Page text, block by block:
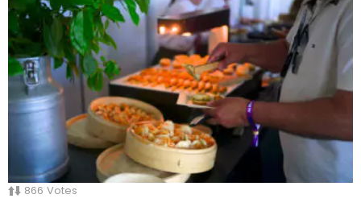
866 Votes